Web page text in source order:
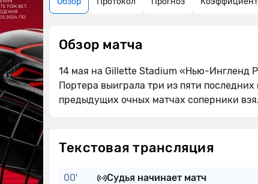
Обзор матча
14 мая на Gillette Stadium «Нью-Ингленд
Портера выиграла три из пяти
предыдущих очных матчах соперники
Текстовая трансляция
00'
Судья начинает матч